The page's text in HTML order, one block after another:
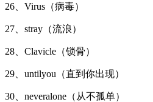
26、Virus（病毒）
27、stray（流浪）
28、Clavicle（锁骨）
29、untilyou（直到你出现）
30、neveralone（从不孤单）